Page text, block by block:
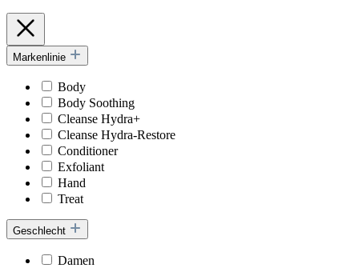
Markenlinie
Body
Body Soothing
Cleanse Hydra+
Cleanse Hydra-Restore
Conditioner
Exfoliant
Hand
Treat
Geschlecht
Damen